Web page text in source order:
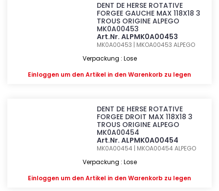
DENT DE HERSE ROTATIVE
FORGEE GAUCHE MAX 118X18 3
TROUS ORIGINE ALPEGO
MK0A00453
Art.Nr. ALPMK0A00453
MK0A00453 | MKOA00453ALPEGO
Verpackung : Lose
Einloggen um den Artikel in den Warenkorb zu legen
DENT DE HERSE ROTATIVE
FORGEE DROIT MAX 118X18 3
TROUS ORIGINE ALPEGO
MK0A00454
Art.Nr. ALPMK0A00454
MK0A00454 | MKOA00454ALPEGO
Verpackung : Lose
Einloggen um den Artikel in den Warenkorb zu legen